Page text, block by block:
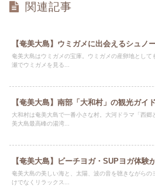
関連記事
【奄美大島】ウミガメに出会えるシュノ
奄美大島はウミガメの宝庫。ウミガメの産卵地として
瀬でウミガメを見る...
【奄美大島】南部「大和村」の観光ガイド
大和村は奄美大島で一番小さな村。大河ドラマ「西
美大島最高峰の湯湾...
【奄美大島】ビーチヨガ・SUPヨガ体験
奄美大島の美しい海と、太陽、波の音を聴きながら
けでなくリラックス...